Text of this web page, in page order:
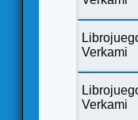
Verkami
Verkami